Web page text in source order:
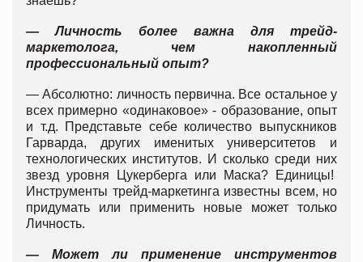
— Личность более важна для трейд-
маркетолога, чем накопленный
профессиональный опыт?
— Абсолютно: личность первична. Все остальное у
всех примерно «одинаковое» - образование, опыт
и т.д. Представьте себе количество выпускников
Гарварда, других именитых университетов и
технологических институтов. И сколько среди них
звезд уровня Цукерберга или Маска? Единицы!
Инструменты трейд-маркетинга известны всем, но
придумать или применить новые может только
Личность.
— Может ли применение инструментов